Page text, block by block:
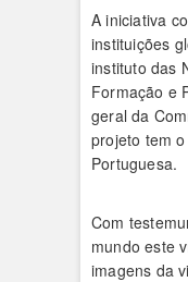
A iniciativa
instituições
instituto das
Formação e
geral da
projeto tem
Portuguesa.
Com
mundo este
imagens da